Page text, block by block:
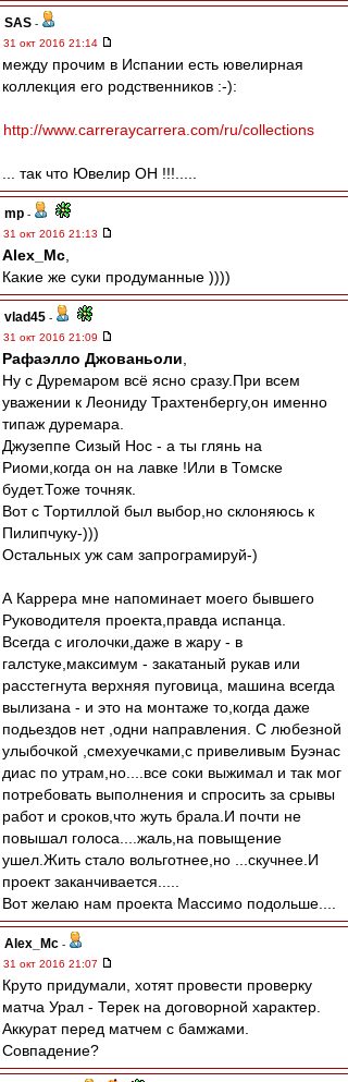
SAS -
31 окт 2016 21:14
между прочим в Испании есть ювелирная
коллекция его родственников :-):
http://www.carreraycarrera.com/ru/collections
... так что Ювелир ОН !!!.....
mp -
31 окт 2016 21:13
Alex_Mc
Какие же суки продуманные ))))
vlad45 -
31 окт 2016 21:09
Рафаэлло Джованьоли
Ну с Дуремаром всё ясно сразу.При всем
уважении к Леониду Трахтенбергу,он именно
типаж дуремара.
Джузеппе Сизый Нос - а ты глянь на
Риоми,когда он на лавке !Или в Томске
будет.Тоже точняк.
Вот с Тортиллой был выбор,но склоняюсь к
Пилипчуку-)))
Остальных уж сам запрограмируй-)
А Каррера мне напоминает моего бывшего
Руководителя проекта,правда испанца.
Всегда с иголочки,даже в жару - в
галстуке,максимум - закатаный рукав или
расстегнута верхняя пуговица, машина всегда
вылизана - и это на монтаже то,когда даже
подьездов нет ,одни направления. С любезной
улыбочкой ,смехуечками,с привеливым Буэнас
диас по утрам,но....все соки выжимал и так мог
потребовать выполнения и спросить за срывы
работ и сроков,что жуть брала.И почти не
повышал голоса....жаль,на повыщение
ушел.Жить стало вольготнее,но ...скучнее.И
проект заканчивается.....
Вот желаю нам проекта Массимо подольше....
Alex_Mc -
31 окт 2016 21:07
Круто придумали, хотят провести проверку
матча Урал - Терек на договорной характер.
Аккурат перед матчем с бамжами.
Совпадение?